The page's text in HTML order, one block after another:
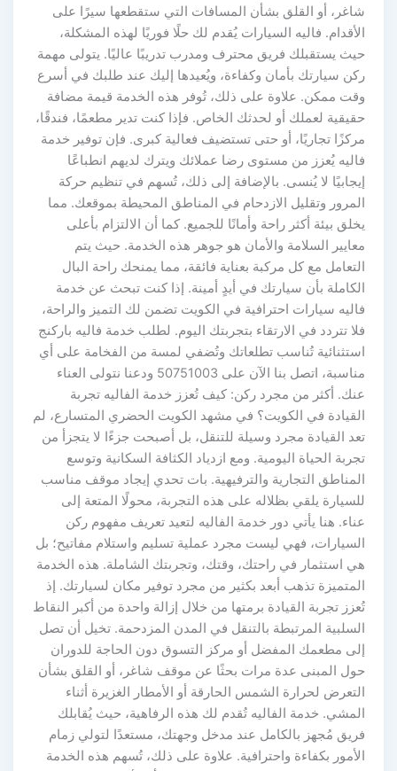
شاغر، أو القلق بشأن المسافات التي ستقطعها سيرًا على
الأقدام. فاليه السيارات يُقدم لك حلًا فوريًا لهذه المشكلة،
حيث يستقبلك فريق محترف ومدرب تدريبًا عاليًا. يتولى مهمة
ركن سيارتك بأمان وكفاءة، ويُعيدها إليك عند طلبك في أسرع
وقت ممكن. علاوة على ذلك، تُوفر هذه الخدمة قيمة مضافة
حقيقية لعملك أو لحدثك الخاص. فإذا كنت تدير مطعمًا، فندقًا،
مركزًا تجاريًا، أو حتى تستضيف فعالية كبرى. فإن توفير خدمة
فاليه يُعزز من مستوى رضا عملائك ويترك لديهم انطباعًا
إيجابيًا لا يُنسى. بالإضافة إلى ذلك، تُسهم في تنظيم حركة
المرور وتقليل الازدحام في المناطق المحيطة بموقعك. مما
يخلق بيئة أكثر راحة وأمانًا للجميع. كما أن الالتزام بأعلى
معايير السلامة والأمان هو جوهر هذه الخدمة. حيث يتم
التعامل مع كل مركبة بعناية فائقة، مما يمنحك راحة البال
الكاملة بأن سيارتك في أيدٍ أمينة. إذا كنت تبحث عن خدمة
فاليه سيارات احترافية في الكويت تضمن لك التميز والراحة،
فلا تتردد في الارتقاء بتجربتك اليوم. لطلب خدمة فاليه باركنج
استثنائية تُناسب تطلعاتك وتُضفي لمسة من الفخامة على أي
مناسبة، اتصل بنا الآن على 50751003 ودعنا نتولى العناء
عنك. أكثر من مجرد ركن: كيف تُعزز خدمة الفاليه تجربة
القيادة في الكويت؟ في مشهد الكويت الحضري المتسارع، لم
تعد القيادة مجرد وسيلة للتنقل، بل أصبحت جزءًا لا يتجزأ من
تجربة الحياة اليومية. ومع ازدياد الكثافة السكانية وتوسع
المناطق التجارية والترفيهية. بات تحدي إيجاد موقف مناسب
للسيارة يلقي بظلاله على هذه التجربة، محولًا المتعة إلى
عناء. هنا يأتي دور خدمة الفاليه لتعيد تعريف مفهوم ركن
السيارات، فهي ليست مجرد عملية تسليم واستلام مفاتيح؛ بل
هي استثمار في راحتك، وقتك، وتجربتك الشاملة. هذه الخدمة
المتميزة تذهب أبعد بكثير من مجرد توفير مكان لسيارتك. إذ
تُعزز تجربة القيادة برمتها من خلال إزالة واحدة من أكبر النقاط
السلبية المرتبطة بالتنقل في المدن المزدحمة. تخيل أن تصل
إلى مطعمك المفضل أو مركز التسوق دون الحاجة للدوران
حول المبنى عدة مرات بحثًا عن موقف شاغر، أو القلق بشأن
التعرض لحرارة الشمس الحارقة أو الأمطار الغزيرة أثناء
المشي. خدمة الفاليه تُقدم لك هذه الرفاهية، حيث يُقابلك
فريق مُجهز بالكامل عند مدخل وجهتك، مستعدًا لتولي زمام
الأمور بكفاءة واحترافية. علاوة على ذلك، تُسهم هذه الخدمة